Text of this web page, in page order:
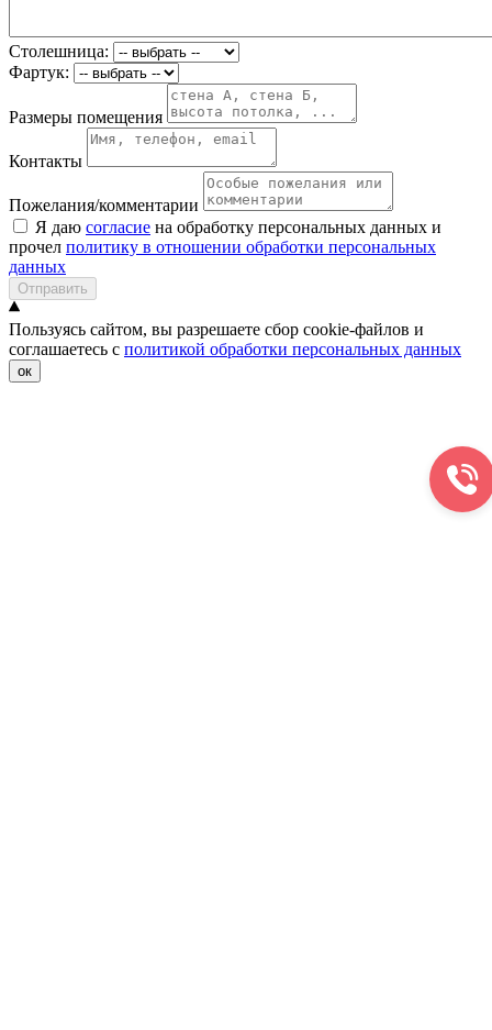
Столешница:
Фартук:
Размеры помещения
Контакты
Пожелания/комментарии
Я даю согласие на обработку персональных данных и
прочел политику в отношении обработки персональных
данных
Отправить
Пользуясь сайтом, вы разрешаете сбор cookie-файлов и
соглашаетесь с политикой обработки персональных данных
ок